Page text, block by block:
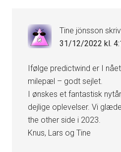
Tine jönsson
31/12/2022 kl.
Ifølge predictwind er I
milepæl – godt sejlet.
I ønskes et fantastisk
dejlige oplevelser. Vi
the other side i 2023.
Knus, Lars og Tine